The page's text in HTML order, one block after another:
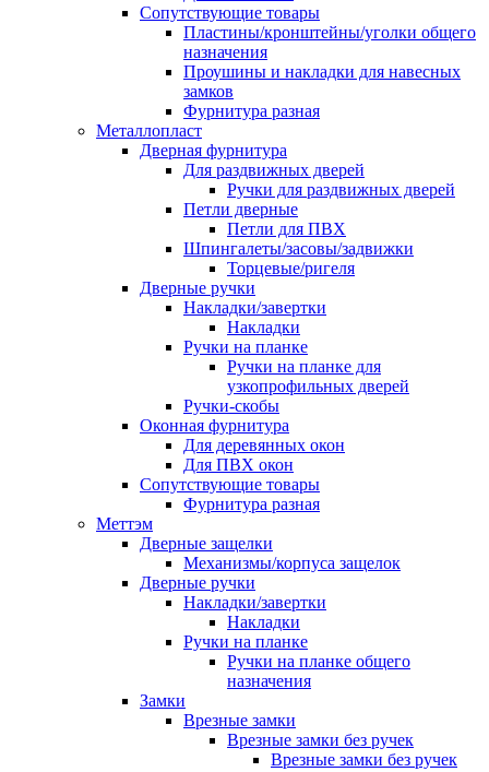
Сопутствующие товары
Пластины/кронштейны/уголки общего
назначения
Проушины и накладки для навесных
замков
Фурнитура разная
Металлопласт
Дверная фурнитура
Для раздвижных дверей
Ручки для раздвижных дверей
Петли дверные
Петли для ПВХ
Шпингалеты/засовы/задвижки
Торцевые/ригеля
Дверные ручки
Накладки/завертки
Накладки
Ручки на планке
Ручки на планке для
узкопрофильных дверей
Ручки-скобы
Оконная фурнитура
Для деревянных окон
Для ПВХ окон
Сопутствующие товары
Фурнитура разная
Меттэм
Дверные защелки
Механизмы/корпуса защелок
Дверные ручки
Накладки/завертки
Накладки
Ручки на планке
Ручки на планке общего
назначения
Замки
Врезные замки
Врезные замки без ручек
Врезные замки без ручек